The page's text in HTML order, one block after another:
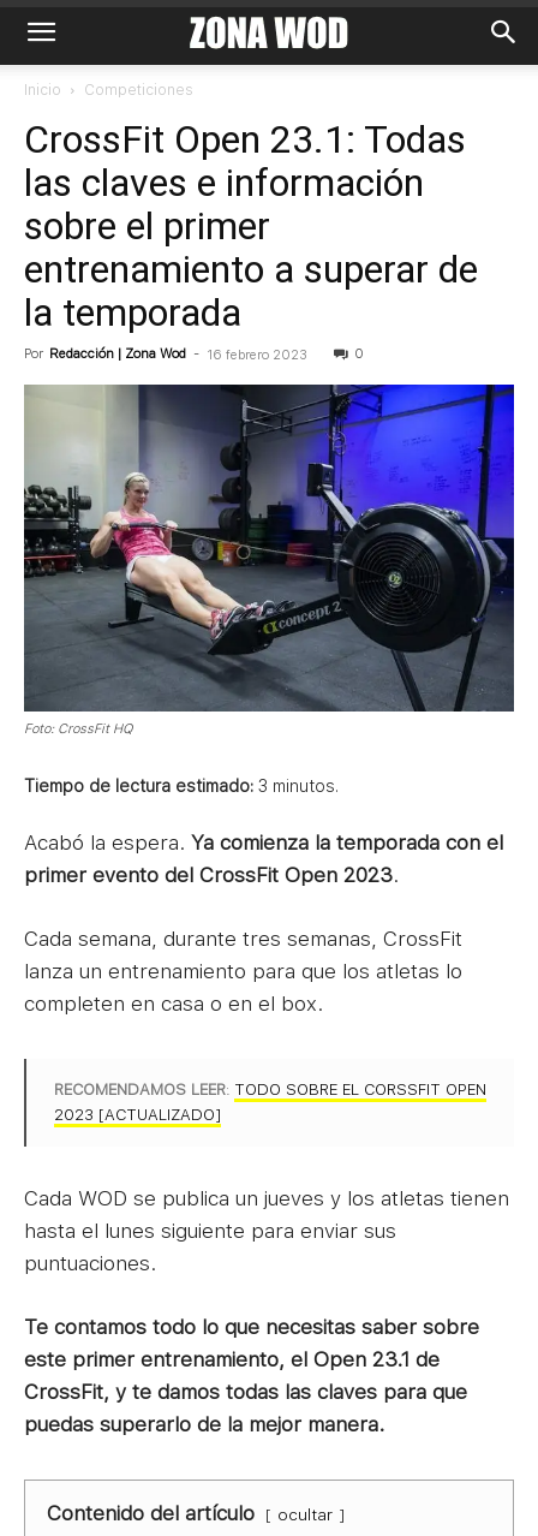
Inicio Competiciones
CrossFit Open 23.1: Todas
las claves e información
sobre el primer
entrenamiento a superar de
la temporada
Por Redacción | Zona Wod - 16 febrero 2023 0
Foto: CrossFit HQ
Tiempo de lectura estimado: 3 minutos.
Acabó la espera. Ya comienza la temporada con el
primer evento del CrossFit Open 2023.
Cada semana, durante tres semanas, CrossFit
lanza un entrenamiento para que los atletas lo
completen en casa o en el box.
RECOMENDAMOS LEER: TODO SOBRE EL CORSSFIT OPEN
2023 [ACTUALIZADO]
Cada WOD se publica un jueves y los atletas tienen
hasta el lunes siguiente para enviar sus
puntuaciones.
Te contamos todo lo que necesitas saber sobre
este primer entrenamiento, el Open 23.1 de
CrossFit, y te damos todas las claves para que
puedas superarlo de la mejor manera.
Contenido del artículo ocultar